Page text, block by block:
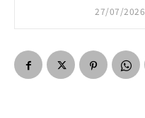
27/07/2026